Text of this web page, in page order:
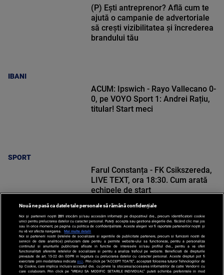
IBANI
(P) Ești antreprenor? Află cum te
ajută o campanie de advertoriale
să crești vizibilitatea și încrederea
brandului tău
SPORT
ACUM: Ipswich - Rayo Vallecano 0-
0, pe VOYO Sport 1: Andrei Rațiu,
titular! Start meci
SPORT
Farul Constanța - FK Csikszereda,
LIVE TEXT, ora 18:30. Cum arată
echipele de start
Nouă ne pasă ca datele tale personale să rămână confidențiale
Noi și partenerii noștri 201 stocăm și/sau accesăm informații pe dispozitivul dvs., precum identificatorii cookie
unici pentru prelucrarea datelor cu caracter personal. Puteți accepta sau gestiona alegerile dvs. făcând clic mai jos
sau în orice moment, pe pagina cu politica de confidențialitate. Aceste alegeri vor fi raportate partenerilor noștri și
nu vă vor afecta navigarea.
Mai multe detalii
Noi si partenerii nostri (retelele de socializare si agentiile de publicitate partenere, precum si furnizorii nostri de
servicii de date analitice) prelucram date pentru a permite website-ului sa functioneze, pentru a personaliza
continutul si anunturile publicitare afisate in functie de interesele si/sau profilul dvs., pentru a va oferi
functionalitati aferente retelelor de socializare si pentru a analiza traficul pe website. Beneficiati de drepturile
prevazute de art. 15-22 din GDPR in legatura cu prelucrarea datelor cu caracter personal. Aceste drepturi pot fi
exercitate prin modalitatea indicataaici . Prin click pe “ACCEPT TOATE”, acceptati folosirea tuturor Tehnologiilor de
tip Cookie, care implica inclusiv acceptul dvs. cu privire la stocarea/accesarea informatiilor de catre Vendor-ii cu
care colaboram. Prin click pe “VREAU SA MODIFIC SETARILE INDIVIDUAL” puteti schimba preferintele in mod